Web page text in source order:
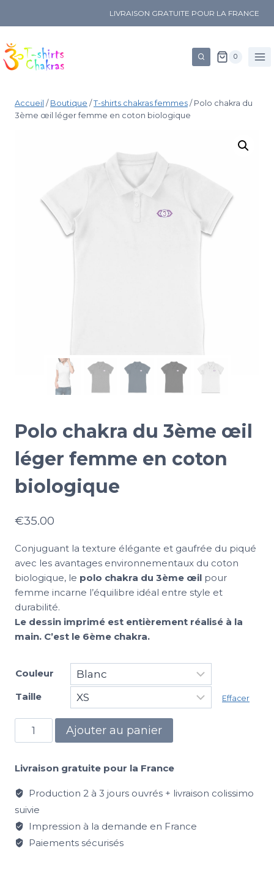
LIVRAISON GRATUITE POUR LA FRANCE
0
Accueil / Boutique / T-shirts chakras femmes / Polo chakra du
3ème œil léger femme en coton biologique
Polo chakra du 3ème œil
léger femme en coton
biologique
€35.00
Conjuguant la texture élégante et gaufrée du piqué
avec les avantages environnementaux du coton
biologique, le polo chakra du 3ème œil pour
femme incarne l’équilibre idéal entre style et
durabilité.
Le dessin imprimé est entièrement réalisé à la
main. C’est le 6ème chakra.
Couleur
Taille
Effacer
Ajouter au panier
Livraison gratuite pour la France
Production 2 à 3 jours ouvrés + livraison colissimo
suivie
Impression à la demande en France
Paiements sécurisés